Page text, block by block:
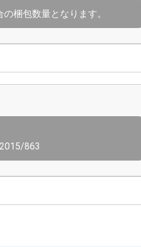
梱包数量となります。
863